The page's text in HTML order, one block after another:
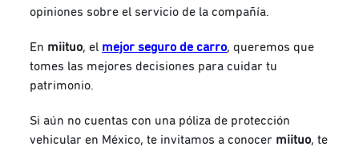
opiniones sobre el servicio de la compañía.
En miituo, el mejor seguro de carro, queremos que
tomes las mejores decisiones para cuidar tu
patrimonio.
Si aún no cuentas con una póliza de protección
vehicular en México, te invitamos a conocer miituo, te